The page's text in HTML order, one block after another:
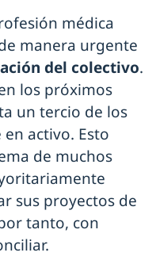
médica
manera urgente
del colectivo.
los próximos
un tercio de los
activo. Esto
de muchos
sus proyectos de
tanto, con